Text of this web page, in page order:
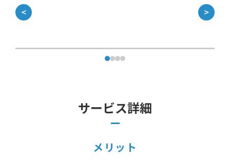
＜ ＞
サービス詳細
メリット